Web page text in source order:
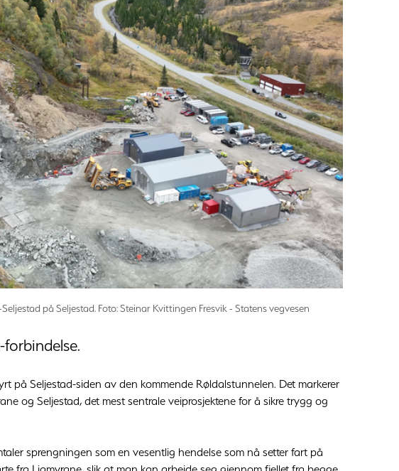
på Seljestad. Foto: Steinar Kvittingen Fresvik - Statens vegvesen
på Seljestad-siden av den kommende Røldalstunnelen. Det markerer
og Seljestad, det mest sentrale veiprosjektene for å sikre trygg og
sprengningen som en vesentlig hendelse som nå setter fart på